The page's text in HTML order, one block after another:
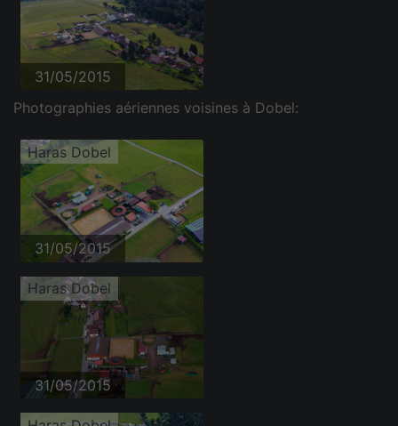
31/05/2015
Photographies aériennes voisines à Dobel:
Haras Dobel
31/05/2015
Haras Dobel
31/05/2015